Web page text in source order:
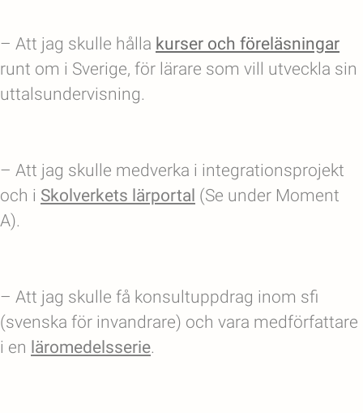
– Att jag skulle hålla kurser och föreläsningar
runt om i Sverige, för lärare som vill utveckla sin
uttalsundervisning.
– Att jag skulle medverka i integrationsprojekt
och i Skolverkets lärportal (Se under Moment
A).
– Att jag skulle få konsultuppdrag inom sfi
(svenska för invandrare) och vara medförfattare
i en läromedelsserie.